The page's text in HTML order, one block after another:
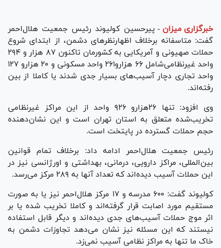
خبرگزاری میزان - پیرحسین کولیوند رئیس جمعیت هلال‌احمر
گفت: متاسفانه برخلاف اظهارنظر‌های دشمن، از ابتدای شروع
حملات صهیونی و آمریکایی به کشورمان تاکنون ۸۷ هزار و ۲۹۴
واحد غیرنظامی‌شامل ۶۶ هزارو۲۶۱ واحد مسکونی و ۲۰ هزارو ۱۲۷
واحد تجاری دچار آسیب‌های بسیار جدی شدند یا کاملا از بین
رفته‌اند.
وی افزود: تنها ۲۶هزارو ۹۲۶ واحد از این مراکز غیرنظامی
تخریب‌شده متعلق به استان تهران است و این نشان‌دهنده
حجم حملات گسترده در پایتخت است.
رئیس جمعیت هلال‌احمر ادامه داد: برخلاف تمام قوانین
بین‌المللی، مراکز دارویی، درمانی، بهداشتی و اورژانسی نیز در
این حملات آسیب دیده‌اند که تعداد آنها به ۲۸۹ مرکز می‌رسد.
کولیوند گفت: ۶۰۰ مدرسه و ۱۷ مرکز هلال‌احمر نیز یا به صورت
مستقیم مورد اصابت قرار گرفته‌اند و کاملا تخریب شده یا بر
اثر موج حملات آسیب‌های جدی دیده‌اند و دیگر قابل استفاده
نیستند که این مسئله نیز نشان می‌دهد تجاوزات دشمن به
خاک ما تنها به مراکز نظامی آسیب نمی‌زد.